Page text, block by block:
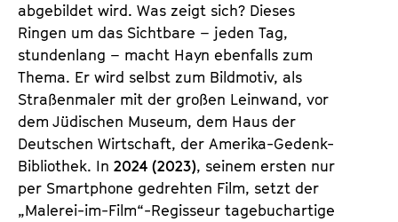
abgebildet wird. Was zeigt sich? Dieses
Ringen um das Sichtbare – jeden Tag,
stundenlang – macht Hayn ebenfalls zum
Thema. Er wird selbst zum Bildmotiv, als
Straßenmaler mit der großen Leinwand, vor
dem Jüdischen Museum, dem Haus der
Deutschen Wirtschaft, der Amerika-Gedenk-
Bibliothek. In 2024 (2023), seinem ersten nur
per Smartphone gedrehten Film, setzt der
„Malerei-im-Film“-Regisseur tagebuchartige